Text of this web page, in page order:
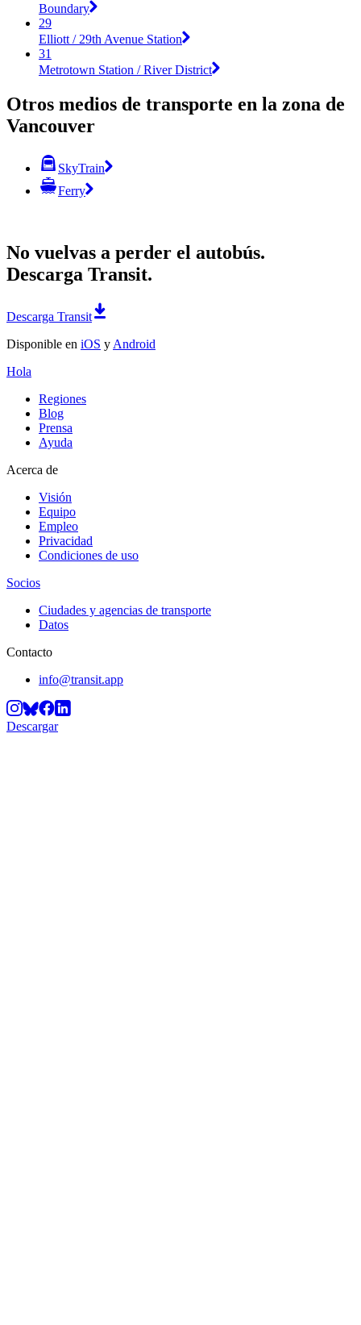
Boundary
29
Elliott / 29th Avenue Station
31
Metrotown Station / River District
Otros medios de transporte en la zona de
Vancouver
SkyTrain
Ferry
No vuelvas a perder el autobús.
Descarga Transit.
Descarga Transit
Disponible en iOS y Android
Hola
Regiones
Blog
Prensa
Ayuda
Acerca de
Visión
Equipo
Empleo
Privacidad
Condiciones de uso
Socios
Ciudades y agencias de transporte
Datos
Contacto
info@transit.app
Descargar